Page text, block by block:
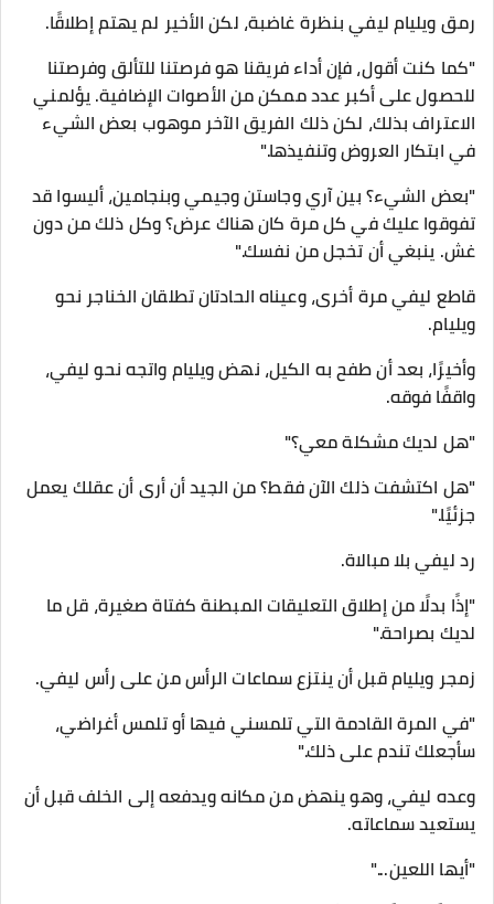
رمق ويليام ليفي بنظرة غاضبة، لكن الأخير لم يهتم إطلاقًا.
"كما كنت أقول، فإن أداء فريقنا هو فرصتنا للتألق وفرصتنا
للحصول على أكبر عدد ممكن من الأصوات الإضافية. يؤلمني
الاعتراف بذلك، لكن ذلك الفريق الآخر موهوب بعض الشيء
في ابتكار العروض وتنفيذها."
"بعض الشيء؟ بين آري وجاستن وجيمي وبنجامين، أليسوا قد
تفوقوا عليك في كل مرة كان هناك عرض؟ وكل ذلك من دون
غش. ينبغي أن تخجل من نفسك."
قاطع ليفي مرة أخرى، وعيناه الحادتان تطلقان الخناجر نحو
ويليام.
وأخيرًا، بعد أن طفح به الكيل، نهض ويليام واتجه نحو ليفي،
واقفًا فوقه.
"هل لديك مشكلة معي؟"
"هل اكتشفت ذلك الآن فقط؟ من الجيد أن أرى أن عقلك يعمل
جزئيًا."
رد ليفي بلا مبالاة.
"إذًا بدلًا من إطلاق التعليقات المبطنة كفتاة صغيرة، قل ما
لديك بصراحة."
زمجر ويليام قبل أن ينتزع سماعات الرأس من على رأس ليفي.
"في المرة القادمة التي تلمسني فيها أو تلمس أغراضي،
سأجعلك تندم على ذلك."
وعده ليفي، وهو ينهض من مكانه ويدفعه إلى الخلف قبل أن
يستعيد سماعاته.
"أيها اللعين..."